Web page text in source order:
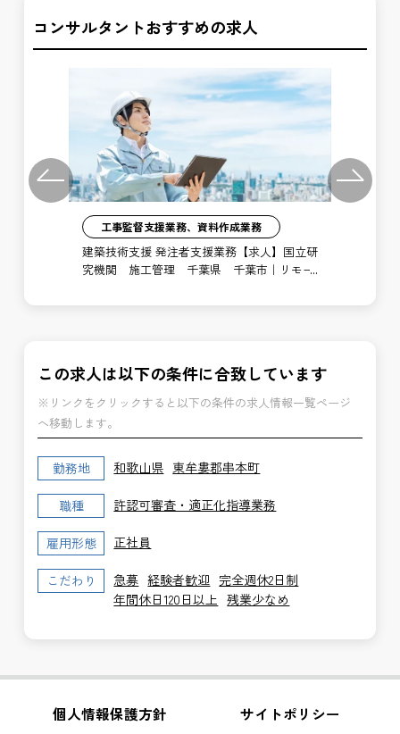
コンサルタントおすすめの求人
Previous
工事監督支援業務、資料作成業務
建築技術支援 発注者支援業務【求人】国立研
究機関 施工管理 千葉県 千葉市｜リモー
Next
この求人は以下の条件に合致しています
※リンクをクリックすると以下の条件の求人情報一覧ページ
へ移動します。
勤務地 和歌山県 東牟婁郡串本町
職種 許認可審査・適正化指導業務
雇用形態 正社員
こだわり 急募 経験者歓迎 完全週休2日制
年間休日120日以上 残業少なめ
個人情報保護方針 サイトポリシー